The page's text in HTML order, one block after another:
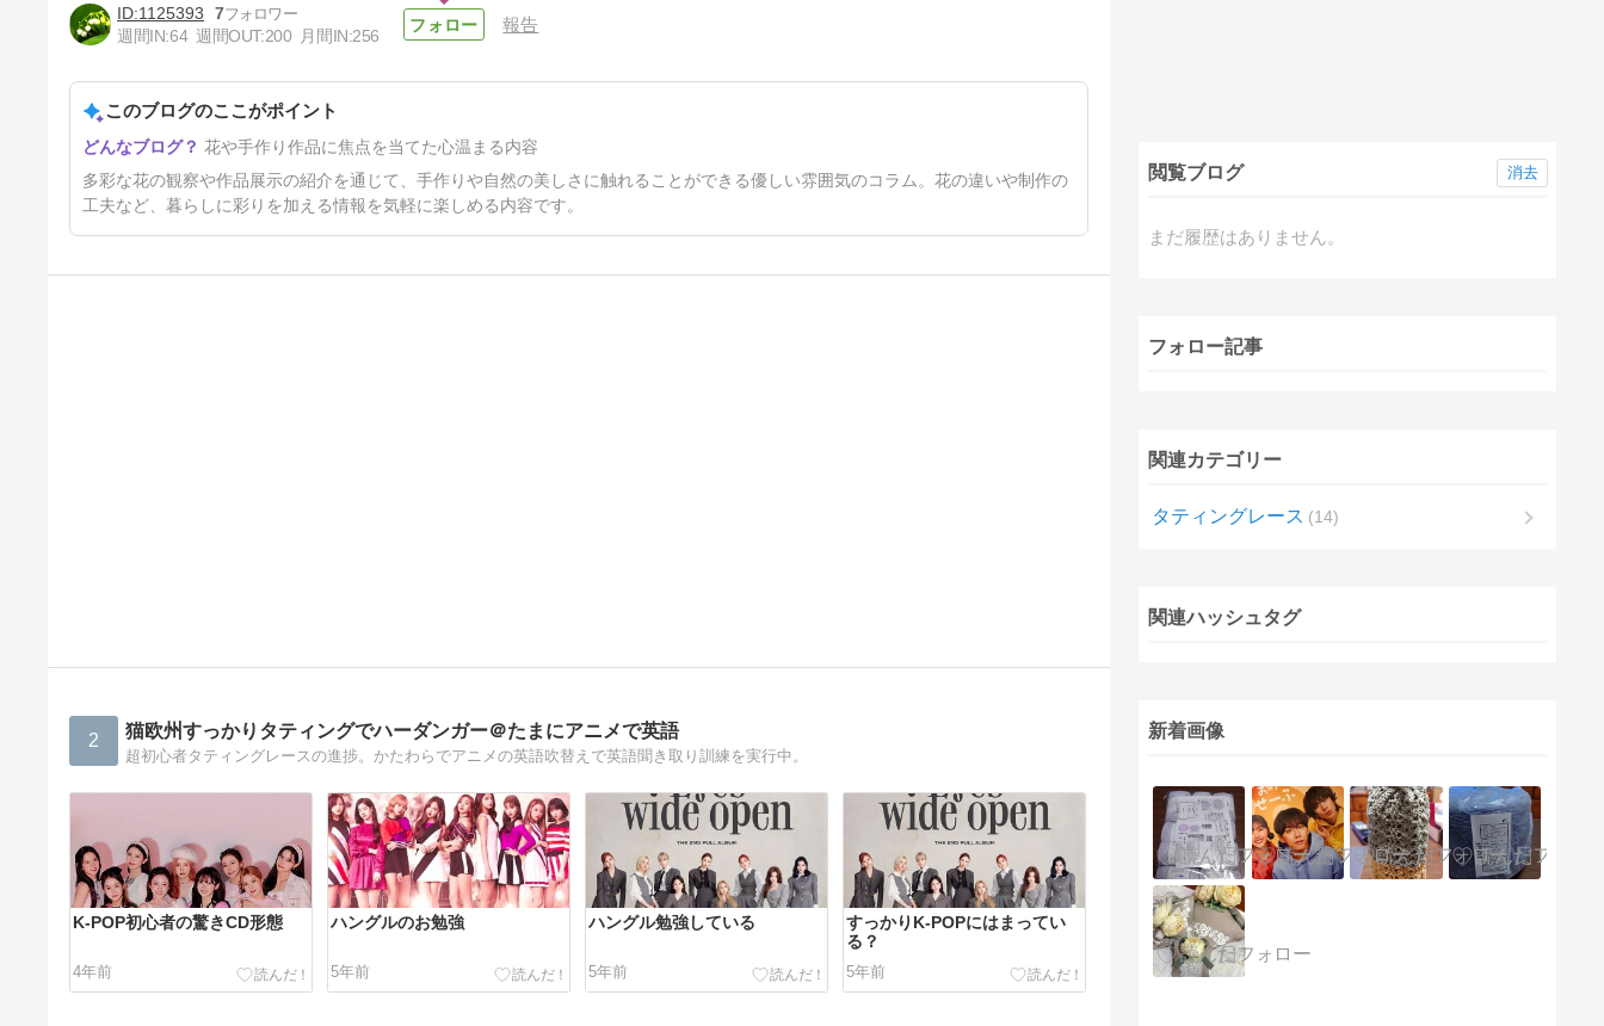
キット販売
4年前
1125393
7
週間IN:64 週間OUT:200 月間IN:256
報告
このブログのここがポイント
花や手作り作品に焦点を当てた心温まる内容
多彩な花の観察や作品展示の紹介を通じて、手作りや自然の美しさに触れることができる優しい雰囲気のコラム。花の違いや制作の
工夫など、暮らしに彩りを加える情報を気軽に楽しめる内容です。
2 猫欧州すっかりタティングでハーダンガー＠たまにアニメで英語
超初心者タティングレースの進捗。かたわらでアニメの英語吹替えで英語聞き取り訓練を実行中。
K-POP初心者の驚きCD形態
4年前
ハングルのお勉強
5年前
ハングル勉強している
5年前
すっかりK-POPにはまってい
る？
5年前
閲覧ブログ
まだ履歴はありません。
消去
フォロー記事
関連カテゴリー
タティングレース 14
関連ハッシュタグ
新着画像